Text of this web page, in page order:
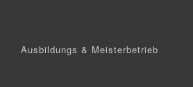
Ausbildungs & Meisterbetrieb